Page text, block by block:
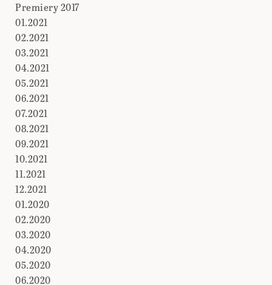
Premiery 2017
01.2021
02.2021
03.2021
04.2021
05.2021
06.2021
07.2021
08.2021
09.2021
10.2021
11.2021
12.2021
01.2020
02.2020
03.2020
04.2020
05.2020
06.2020